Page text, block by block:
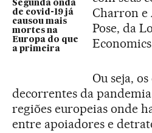
Segunda onda
de covid-19 já
causou mais
mortes na
Europa do que
a primeira
Charron e
Pose, da
Ou seja,
decorrentes da
regiões europeias onde
entre apoiadores e